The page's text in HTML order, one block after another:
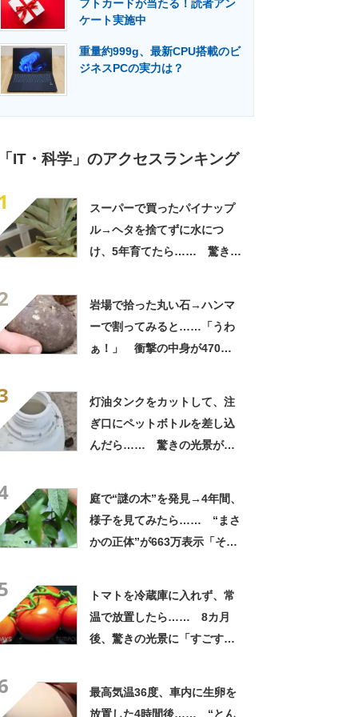
メディア 建設×テクノロジーの最前線
フトカードが当たる！読者アン
ケート実施中
重量約999g、最新CPU搭載のビ
ジネスPCの実力は？
IT・科学」のアクセスランキング
スーパーで買ったパイナップ
ル→ヘタを捨てずに水につ
け、5年育てたら…… 驚きの
岩場で拾った丸い石→ハンマ
ーで割ってみると……「うわ
ぁ！」 衝撃の中身が470万
灯油タンクをカットして、注
ぎ口にペットボトルを差し込
んだら…… 驚きの光景が
庭で“謎の木”を発見→4年間、
様子を見てみたら…… “まさ
かの正体”が663万表示「そん
トマトを冷蔵庫に入れず、常
温で放置したら…… 8カ月
後、驚きの光景に「すごすぎ
最高気温36度、車内に生卵を
放置した4時間後…… “とん